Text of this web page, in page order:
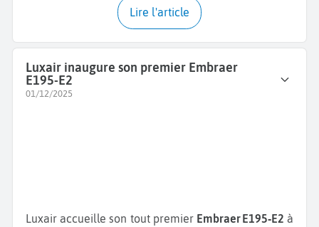
Lire l'article
Luxair inaugure son premier Embraer
E195-E2
01/12/2025
Luxair accueille son tout premier Embraer E195‑E2 à